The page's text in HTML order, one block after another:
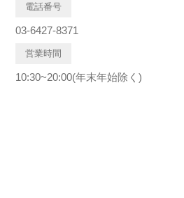
電話番号
03-6427-8371
営業時間
10:30~20:00(年末年始除く)